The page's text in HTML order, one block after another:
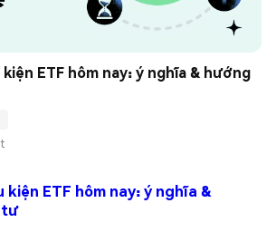
ETF hôm nay: ý nghĩa & hướng
kiện ETF hôm nay: ý nghĩa &
tư